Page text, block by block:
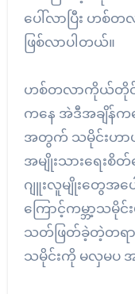
ပေါ်လာပြီး ဟစ်
ဖြစ်လာပါတယ်။
ဟစ်တလာကိုယ်တိုင်ရ
ကနေ အဲဒီအချိန်ကန
အတွက် သမိုင်းဟာပ
အမျိုးသားရေး
ဂျူးလူမျိုးတွေအ
ကြောင့်ကမ္ဘာ့သမိုင်
သတ်ဖြတ်ခဲ့တဲ့တရာ
သမိုင်းကို မလှမပ